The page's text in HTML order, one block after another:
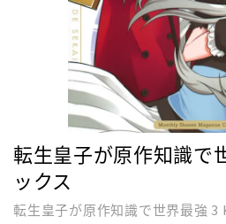
転生皇子が原作知識で
ックス
転生皇子が原作知識で世界最強 3